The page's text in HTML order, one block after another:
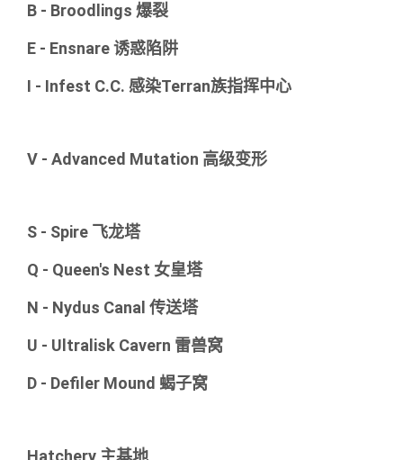
B - Broodlings 爆裂
E - Ensnare 诱惑陷阱
I - Infest C.C. 感染Terran族指挥中心
V - Advanced Mutation 高级变形
S - Spire 飞龙塔
Q - Queen's Nest 女皇塔
N - Nydus Canal 传送塔
U - Ultralisk Cavern 雷兽窝
D - Defiler Mound 蝎子窝
Hatchery 主基地